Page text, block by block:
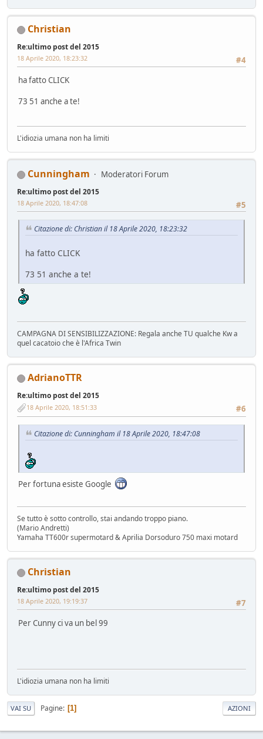
Christian
Re:ultimo post del 2015
#4
18 Aprile 2020, 18:23:32
ha fatto CLICK
73 51 anche a te!
L'idiozia umana non ha limiti
Cunningham Moderatori Forum
Re:ultimo post del 2015
#5
18 Aprile 2020, 18:47:08
Citazione di: Christian il 18 Aprile 2020, 18:23:32
ha fatto CLICK
73 51 anche a te!
CAMPAGNA DI SENSIBILIZZAZIONE: Regala anche TU qualche Kw a
quel cacatoio che è l'Africa Twin
AdrianoTTR
Re:ultimo post del 2015
#6
18 Aprile 2020, 18:51:33
Citazione di: Cunningham il 18 Aprile 2020, 18:47:08
Per fortuna esiste Google
Se tutto è sotto controllo, stai andando troppo piano.
(Mario Andretti)
Yamaha TT600r supermotard & Aprilia Dorsoduro 750 maxi motard
Christian
Re:ultimo post del 2015
#7
18 Aprile 2020, 19:19:37
Per Cunny ci va un bel 99
L'idiozia umana non ha limiti
VAI SU Pagine 1 AZIONI